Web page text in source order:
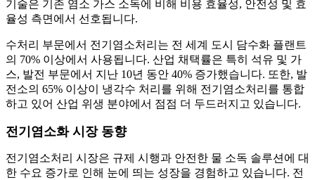
기술은 기존 염소 가스 소독에 비해 비용 효율성, 안전성 및 효
율성 측면에서 선호됩니다.
수처리 부문에서 전기염소처리는 전 세계 도시 담수화 플랜트
의 70% 이상에서 사용됩니다. 산업 채택률은 특히 석유 및 가
스, 발전 부문에서 지난 10년 동안 40% 증가했습니다. 또한, 발
전소의 65% 이상이 냉각수 처리를 위해 전기염소처리를 통합
하고 있어 산업 위생 분야에서 점점 더 두드러지고 있습니다.
전기염소화 시장 동향
전기염소처리 시장은 규제 시행과 안전한 물 소독 솔루션에 대
한 수요 증가로 인해 눈에 띄는 성장을 경험하고 있습니다. 전